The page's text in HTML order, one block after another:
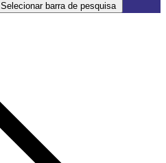
Selecionar barra de pesquisa